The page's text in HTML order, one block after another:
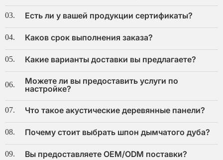
03. Есть ли у вашей продукции сертификаты?
04. Каков срок выполнения заказа?
05. Какие варианты доставки вы предлагаете?
06. Можете ли вы предоставить услуги по
настройке?
07. Что такое акустические деревянные панели?
08. Почему стоит выбрать шпон дымчатого дуба?
09. Вы предоставляете OEM/ODM поставки?